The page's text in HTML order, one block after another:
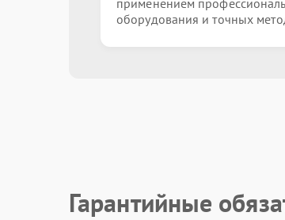
применением
оборудования и точных
Гарантийные